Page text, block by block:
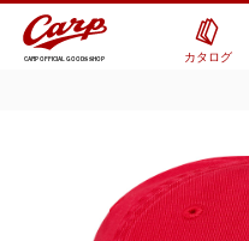
CARP OFFICIAL GOODS SHOP カタログ